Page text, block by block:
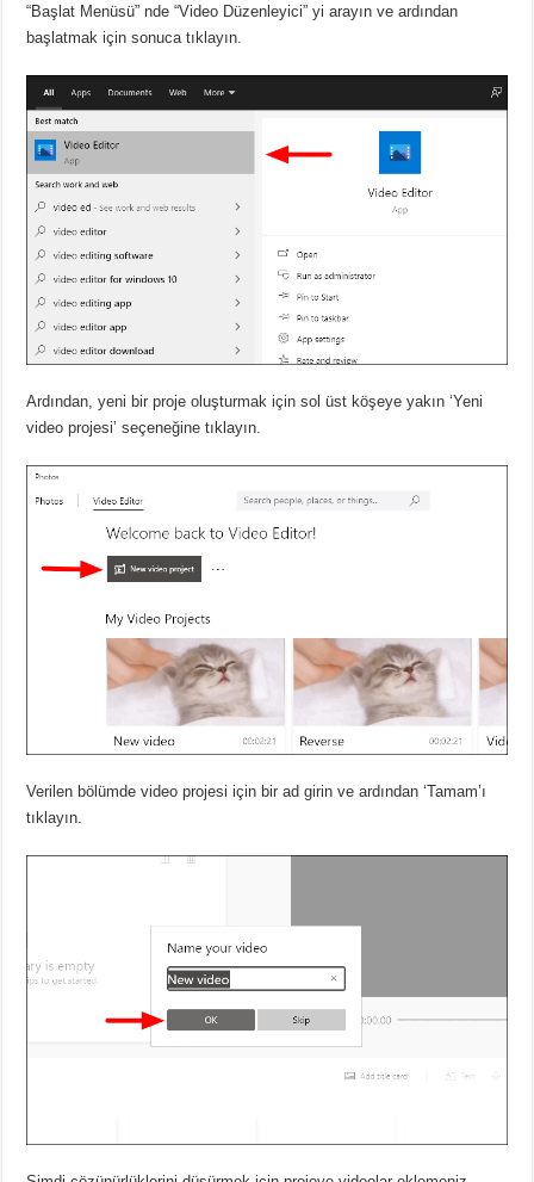
“Başlat Menüsü” nde “Video Düzenleyici” yi arayın ve ardından
başlatmak için sonuca tıklayın.
Ardından, yeni bir proje oluşturmak için sol üst köşeye yakın ‘Yeni
video projesi’ seçeneğine tıklayın.
Verilen bölümde video projesi için bir ad girin ve ardından ‘Tamam’ı
tıklayın.